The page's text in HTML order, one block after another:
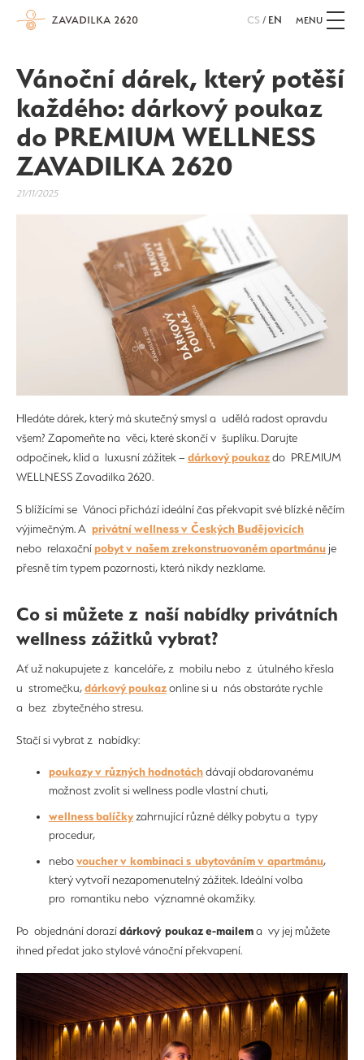
CS / EN MENU
Vánoční dárek, který potěší
každého: dárkový poukaz
do PREMIUM WELLNESS
ZAVADILKA 2620
21/11/2025
Hledáte dárek, který má skutečný smysl a udělá radost opravdu
všem? Zapomeňte na věci, které skončí v šuplíku. Darujte
odpočinek, klid a luxusní zážitek – dárkový poukazdo PREMIUM
WELLNESS Zavadilka 2620.
S blížícími se Vánoci přichází ideální čas překvapit své blízké něčím
výjimečným. A privátní wellness v Českých Budějovicích
nebo relaxačnípobyt v našem zrekonstruovaném apartmánu je
přesně tím typem pozornosti, která nikdy nezklame.
Co si můžete z naší nabídky privátních
wellness zážitků vybrat?
Ať už nakupujete z kanceláře, z mobilu nebo z útulného křesla
u stromečku,dárkový poukazonline si u nás obstaráte rychle
a bez zbytečného stresu.
Stačí si vybrat z nabídky:
poukazy v různých hodnotáchdávají obdarovanému
možnost zvolit si wellness podle vlastní chuti,
wellness balíčkyzahrnující různé délky pobytu a typy
procedur,
nebovoucher v kombinaci s ubytováním v apartmánu,
který vytvoří nezapomenutelný zážitek. Ideální volba
pro romantiku nebo významné okamžiky.
Po objednání dorazídárkový poukaz e-mailema vy jej můžete
ihned předat jako stylové vánoční překvapení.